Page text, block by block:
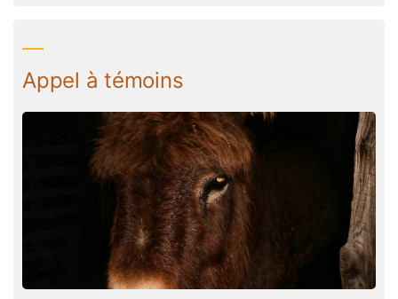
et
un
rebetiko ! »
Appel à témoins